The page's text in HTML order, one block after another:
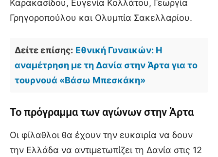
Καρακασίδου, Ευγενία Κολλάτου, Γεωργία
Γρηγοροπούλου και Ολυμπία Σακελλαρίου.
Δείτε επίσης: Εθνική Γυναικών: Η
αναμέτρηση με τη Δανία στην Άρτα για το
τουρνουά «Βάσω Μπεσκάκη»
Το πρόγραμμα των αγώνων στην Άρτα
Οι φίλαθλοι θα έχουν την ευκαιρία να δουν
την Ελλάδα να αντιμετωπίζει τη Δανία στις 12